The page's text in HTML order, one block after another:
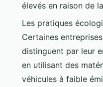
élevés en raison de
Les pratiques
Certaines
distinguent par leur
en utilisant des
véhicules à faible